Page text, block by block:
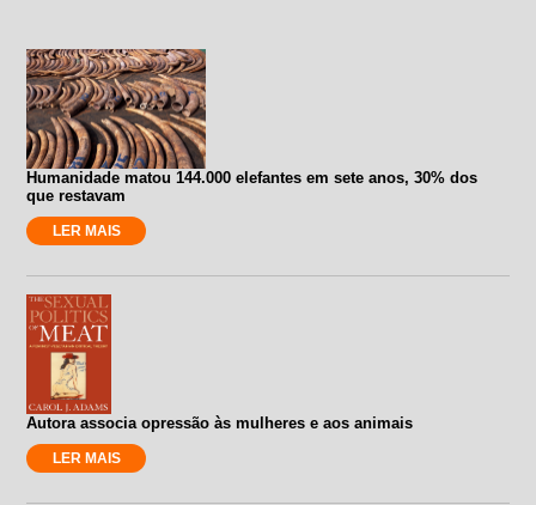
Humanidade matou 144.000 elefantes em sete anos, 30% dos
que restavam
LER MAIS
Autora associa opressão às mulheres e aos animais
LER MAIS